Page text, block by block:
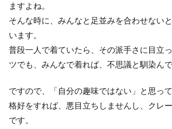
ますよね。
そんな時に、みんなと足並みを合わせない
います。
普段一人で着ていたら、その派手さに目立
ツでも、みんなで着れば、不思議と馴染んで
ですので、「自分の趣味ではない」と思っ
格好をすれば、悪目立ちしませんし、クレ
です。